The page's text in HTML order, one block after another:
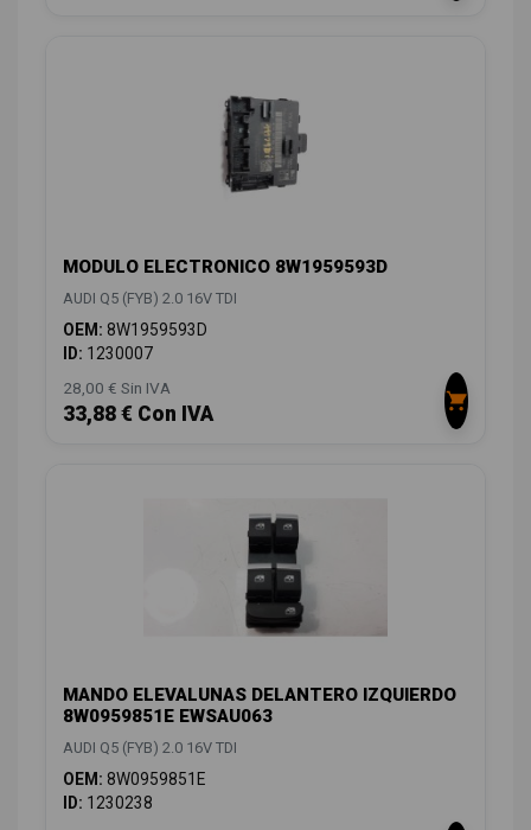
MODULO ELECTRONICO 8W1959593D
AUDI Q5 (FYB) 2.0 16V TDI
OEM: 8W1959593D
ID: 1230007
28,00 € Sin IVA
33,88 € Con IVA
MANDO ELEVALUNAS DELANTERO IZQUIERDO
8W0959851E EWSAU063
AUDI Q5 (FYB) 2.0 16V TDI
OEM: 8W0959851E
ID: 1230238